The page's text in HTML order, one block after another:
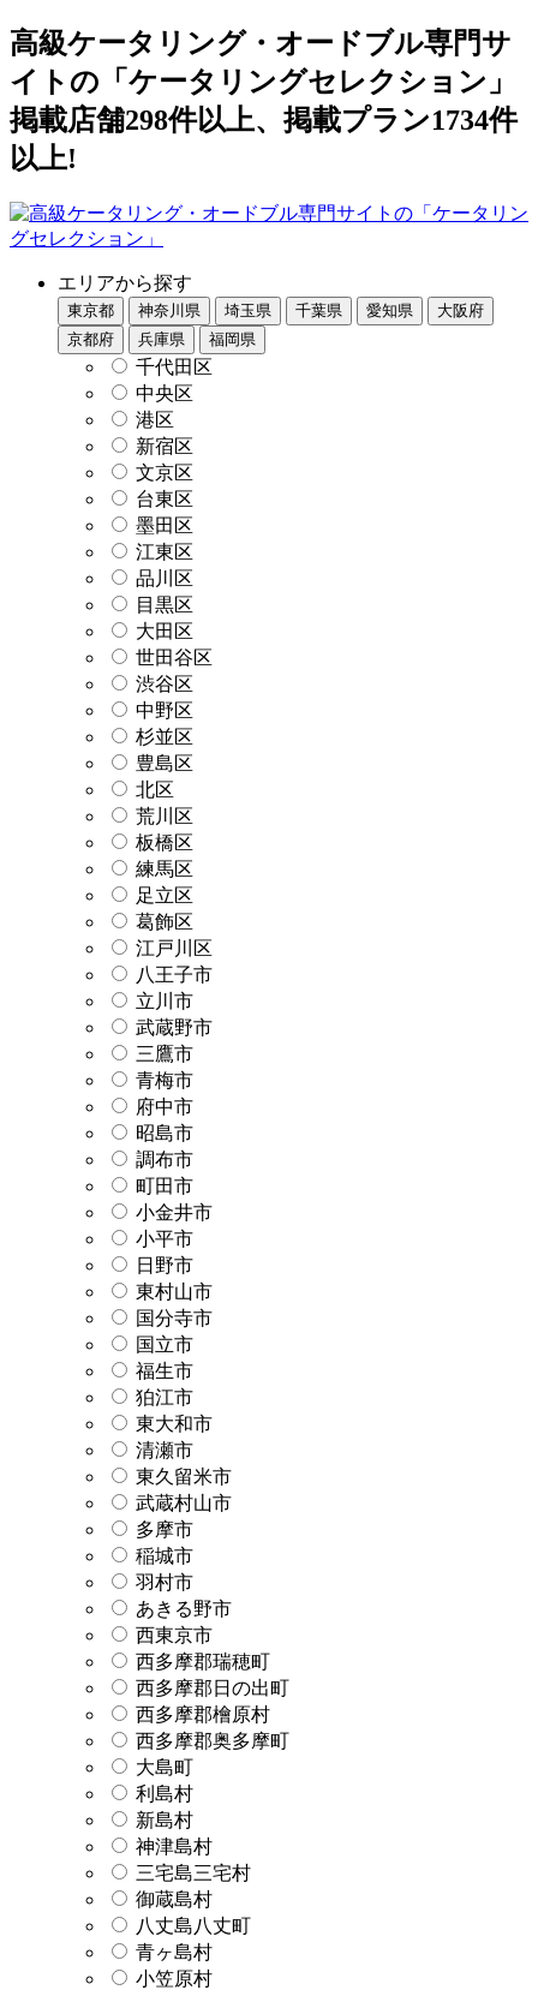
高級ケータリング・オードブル専門サ
イトの「ケータリングセレクション」
掲載店舗298件以上、掲載プラン1734件
以上!
エリアから探す
東京都 神奈川県 埼玉県 千葉県 愛知県
大阪府
京都府
兵庫県 福岡県
千代田区
中央区
港区
新宿区
文京区
台東区
墨田区
江東区
品川区
目黒区
大田区
世田谷区
渋谷区
中野区
杉並区
豊島区
北区
荒川区
板橋区
練馬区
足立区
葛飾区
江戸川区
八王子市
立川市
武蔵野市
三鷹市
青梅市
府中市
昭島市
調布市
町田市
小金井市
小平市
日野市
東村山市
国分寺市
国立市
福生市
狛江市
東大和市
清瀬市
東久留米市
武蔵村山市
多摩市
稲城市
羽村市
あきる野市
西東京市
西多摩郡瑞穂町
西多摩郡日の出町
西多摩郡檜原村
西多摩郡奥多摩町
大島町
利島村
新島村
神津島村
三宅島三宅村
御蔵島村
八丈島八丈町
青ヶ島村
小笠原村